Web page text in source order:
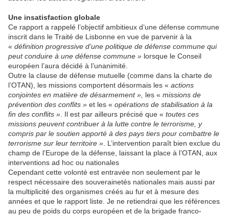
Une insatisfaction globale
Ce rapport a rappelé l’objectif ambitieux d’une défense commune
inscrit dans le Traité de Lisbonne en vue de parvenir à la
« définition progressive d’une politique de défense commune qui
peut conduire à une défense commune » lorsque le Conseil
européen l’aura décidé à l’unanimité.
Outre la clause de défense mutuelle (comme dans la charte de
l’OTAN), les missions comportent désormais les « actions
conjointes en matière de désarmement », les « missions de
prévention des conflits » et les « opérations de stabilisation à la
fin des conflits » . Il est par ailleurs précisé que « toutes ces
missions peuvent contribuer à la lutte contre le terrorisme, y
compris par le soutien apporté à des pays tiers pour combattre le
terrorisme sur leur territoire » . L’intervention paraît bien exclue du
champ de l’Europe de la défense, laissant la place à l’OTAN, aux
interventions ad hoc ou nationales
Cependant cette volonté est entravée non seulement par le
respect nécessaire des souverainetés nationales mais aussi par
la multiplicité des organismes créés au fur et à mesure des
années et que le rapport liste. Je ne retiendrai que les références
au peu de poids du corps européen et de la brigade franco-